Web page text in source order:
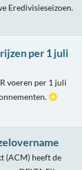
Eredivisieseizoen.
per 1 juli
voeren per 1 juli
(ACM) heeft de